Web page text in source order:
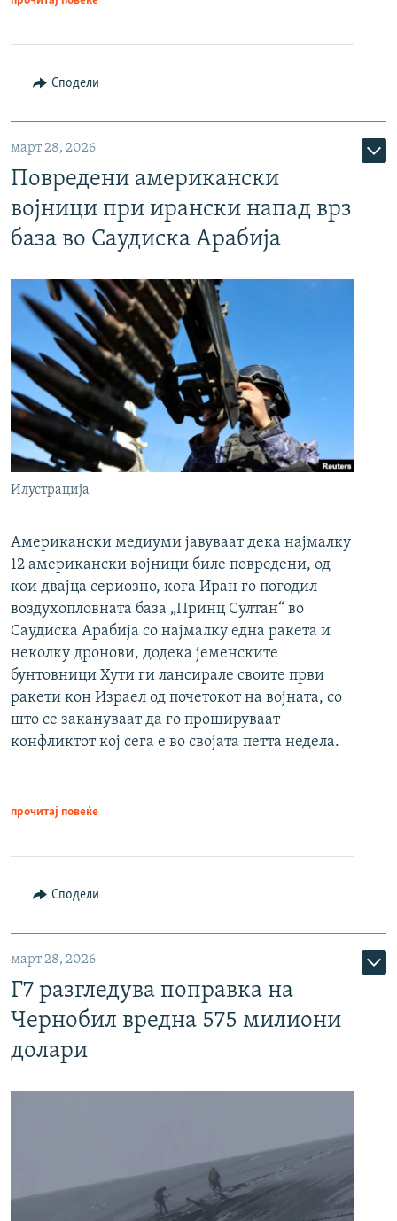
Сподели
март 28, 2026
Повредени американски
војници при ирански напад врз
база во Саудиска Арабија
Илустрација
Американски медиуми јавуваат дека најмалку
12 американски војници биле повредени, од
кои двајца сериозно, кога Иран го погодил
воздухопловната база „Принц Султан“ во
Саудиска Арабија со најмалку една ракета и
неколку дронови, додека јеменските
бунтовници Хути ги лансирале своите први
ракети кон Израел од почетокот на војната, со
што се закануваат да го прошируваат
конфликтот кој сега е во својата петта недела.
прочитај повеќе
Сподели
март 28, 2026
Г7 разгледува поправка на
Чернобил вредна 575 милиони
долари